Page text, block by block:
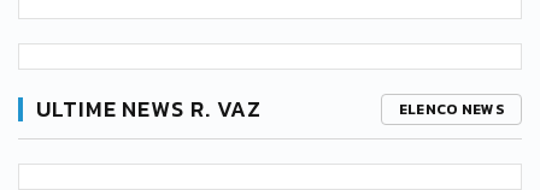
ULTIME NEWS R. VAZ ELENCO NEWS